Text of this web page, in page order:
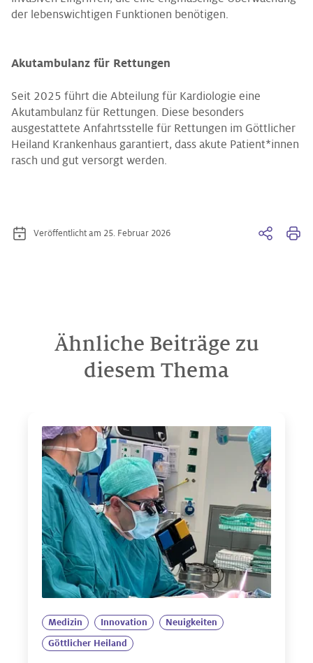
der lebenswichtigen Funktionen benötigen.
Akutambulanz für Rettungen
Seit 2025 führt die Abteilung für Kardiologie eine
Akutambulanz für Rettungen. Diese besonders
ausgestattete Anfahrtsstelle für Rettungen im Göttlicher
Heiland Krankenhaus garantiert, dass akute Patient*innen
rasch und gut versorgt werden.
Veröffentlicht am 25. Februar 2026
Ähnliche Beiträge zu
diesem Thema
Medizin Innovation Neuigkeiten
Göttlicher Heiland